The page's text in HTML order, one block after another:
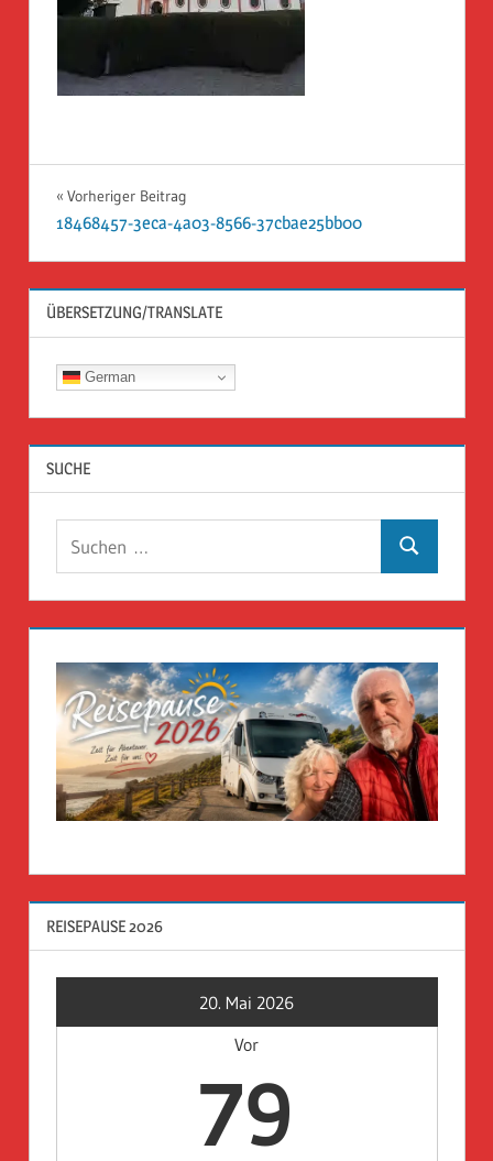
Beitragsnavigation
Vorheriger Beitrag
18468457-3eca-4a03-8566-37cbae25bb00
ÜBERSETZUNG/TRANSLATE
German
SUCHE
Suchen
REISEPAUSE 2026
20. Mai 2026
Vor
79